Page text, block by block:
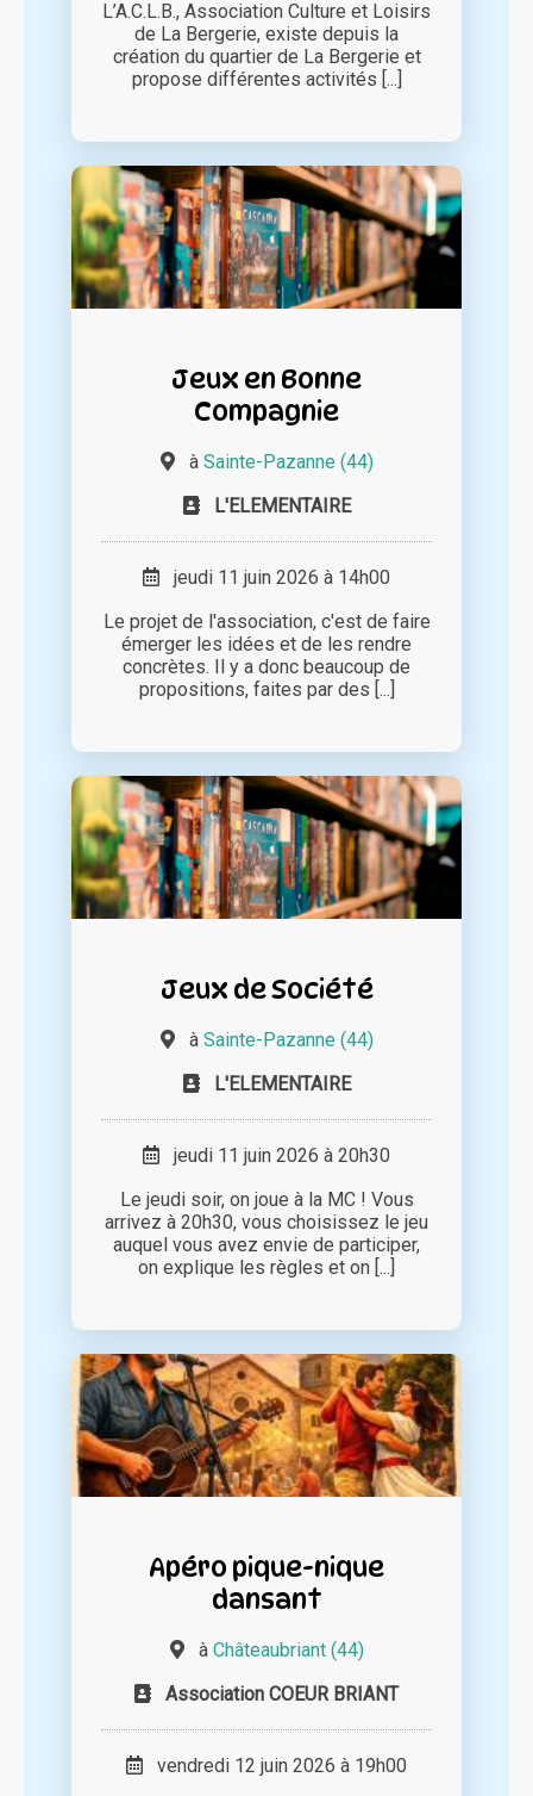
L’A.C.L.B., Association Culture et Loisirs
de La Bergerie, existe depuis la
création du quartier de La Bergerie et
propose différentes activités [...]
Jeux en Bonne
Compagnie
à Sainte-Pazanne (44)
L'ELEMENTAIRE
jeudi 11 juin 2026 à 14h00
Le projet de l'association, c'est de faire
émerger les idées et de les rendre
concrètes. Il y a donc beaucoup de
propositions, faites par des [...]
Jeux de Société
à Sainte-Pazanne (44)
L'ELEMENTAIRE
jeudi 11 juin 2026 à 20h30
Le jeudi soir, on joue à la MC ! Vous
arrivez à 20h30, vous choisissez le jeu
auquel vous avez envie de participer,
on explique les règles et on [...]
Apéro pique-nique
dansant
à Châteaubriant (44)
Association COEUR BRIANT
vendredi 12 juin 2026 à 19h00